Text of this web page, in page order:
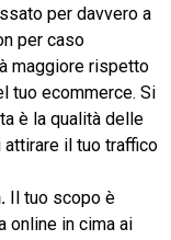
per davvero a
per caso
maggiore rispetto
tuo ecommerce. Si
è la qualità delle
attirare il tuo traffico
Il tuo scopo è
online in cima ai